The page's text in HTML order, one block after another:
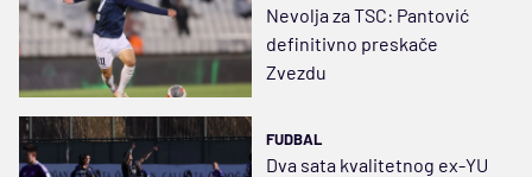
Nevolja za TSC: Pantović
definitivno preskače
Zvezdu
FUDBAL
Dva sata kvalitetnog ex-YU